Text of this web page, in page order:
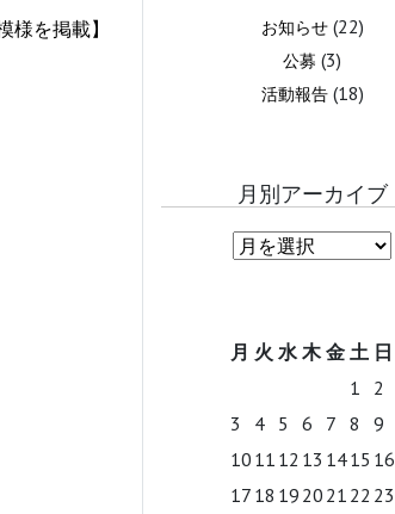
を掲載】 お知らせ(22)
公募 (3)
活動報告(18)
月別アーカイブ
月 火 水 木 金 土 日
1
2
3
4 5 6 7 8
9
10 11 12 13 1415 16
17 18 19 20 21 22 23